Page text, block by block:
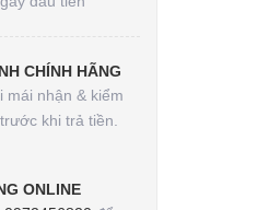
CHÍNH HÃNG
mái nhận & kiểm
khi trả tiền.
ONLINE